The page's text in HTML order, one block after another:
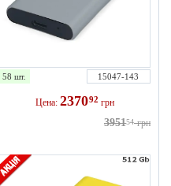
58 шт. 15047-143
Цена: 237092 грн
395154 грн